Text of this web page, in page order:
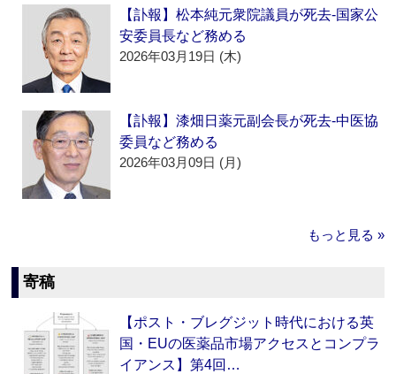
【訃報】松本純元衆院議員が死去‐国家公
安委員長など務める
2026年03月19日 (木)
【訃報】漆畑日薬元副会長が死去‐中医協
委員など務める
2026年03月09日 (月)
もっと見る »
寄稿
【ポスト・ブレグジット時代における英
国・EUの医薬品市場アクセスとコンプラ
イアンス】第4回…